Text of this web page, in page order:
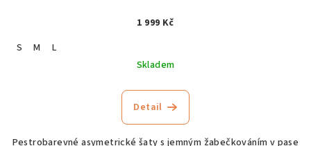
1 999 Kč
S
M
L
Skladem
Detail
Pestrobarevné asymetrické šaty s jemným žabečkováním v pase